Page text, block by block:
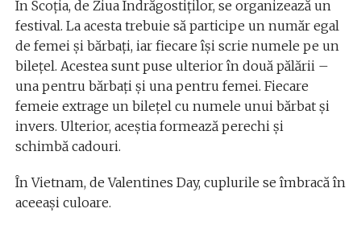
În Scoția, de Ziua Îndrăgostiților, se organizează un
festival. La acesta trebuie să participe un număr egal
de femei și bărbați, iar fiecare își scrie numele pe un
bilețel. Acestea sunt puse ulterior în două pălării –
una pentru bărbați și una pentru femei. Fiecare
femeie extrage un bilețel cu numele unui bărbat și
invers. Ulterior, aceștia formează perechi și
schimbă cadouri.
În Vietnam, de Valentines Day, cuplurile se îmbracă în
aceeași culoare.